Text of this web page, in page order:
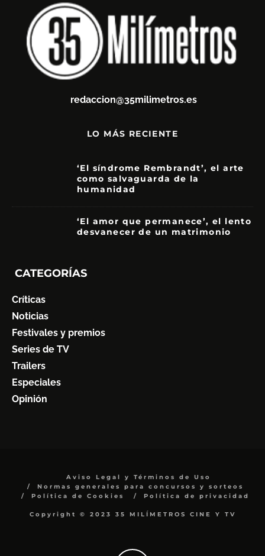
redaccion@35milimetros.es
LO MÁS RECIENTE
‘El síndrome Rembrandt’, el arte
como salvaguarda de la
humanidad
‘El amor que permanece’, el lento
desvanecer de un matrimonio
CATEGORÍAS
Críticas
Noticias
Festivales y premios
Series de TV
Trailers
Especiales
Opinión
Aviso Legal y Términos de Uso
Normas generales para concursos y sorteos
Política de Cookies
Política de privacidad
Copyright © 2023 35 MILÍMETROS CINE Y TV